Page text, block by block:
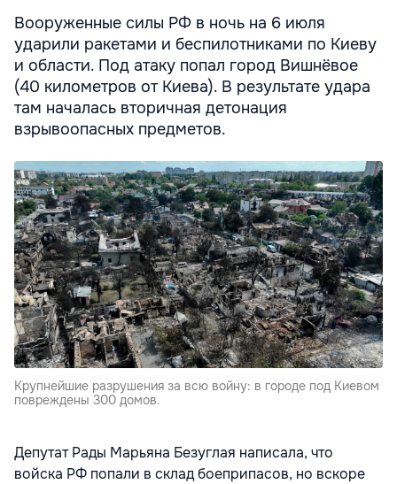
Вооруженные силы РФ в ночь на 6 июля
ударили ракетами и беспилотниками по Киеву
и области. Под атаку попал город Вишнёвое
(40 километров от Киева). В результате удара
там началась вторичная детонация
взрывоопасных предметов.
Крупнейшие разрушения за всю войну: в городе под Киевом
повреждены 300 домов.
Депутат Рады Марьяна Безуглая написала, что
войска РФ попали в склад боеприпасов, но вскоре